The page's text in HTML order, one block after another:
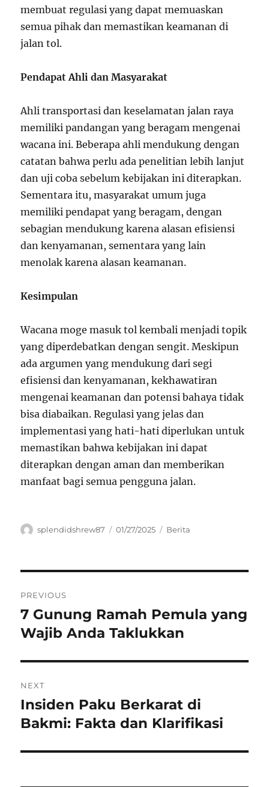
membuat regulasi yang dapat memuaskan
semua pihak dan memastikan keamanan di
jalan tol.
Pendapat Ahli dan Masyarakat
Ahli transportasi dan keselamatan jalan raya
memiliki pandangan yang beragam mengenai
wacana ini. Beberapa ahli mendukung dengan
catatan bahwa perlu ada penelitian lebih lanjut
dan uji coba sebelum kebijakan ini diterapkan.
Sementara itu, masyarakat umum juga
memiliki pendapat yang beragam, dengan
sebagian mendukung karena alasan efisiensi
dan kenyamanan, sementara yang lain
menolak karena alasan keamanan.
Kesimpulan
Wacana moge masuk tol kembali menjadi topik
yang diperdebatkan dengan sengit. Meskipun
ada argumen yang mendukung dari segi
efisiensi dan kenyamanan, kekhawatiran
mengenai keamanan dan potensi bahaya tidak
bisa diabaikan. Regulasi yang jelas dan
implementasi yang hati-hati diperlukan untuk
memastikan bahwa kebijakan ini dapat
diterapkan dengan aman dan memberikan
manfaat bagi semua pengguna jalan.
Author
splendidshrew87
Posted
01/27/2025 Categories
Berita
pos
PREVIOUS
Previous
post:
7 Gunung Ramah Pemula yang
Wajib Anda Taklukkan
NEXT
Next
post:
Insiden Paku Berkarat di
Bakmi: Fakta dan Klarifikasi